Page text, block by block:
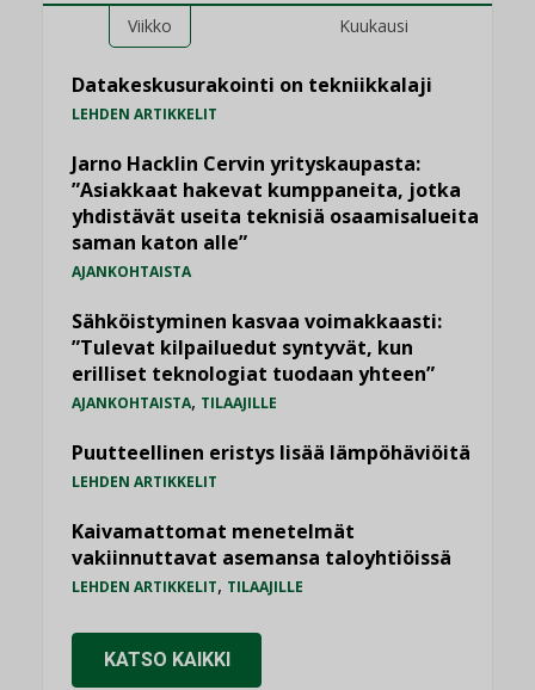
Viikko Kuukausi
Datakeskusurakointi on tekniikkalaji
LEHDEN ARTIKKELIT
Jarno Hacklin Cervin yrityskaupasta:
”Asiakkaat hakevat kumppaneita, jotka
yhdistävät useita teknisiä osaamisalueita
saman katon alle”
AJANKOHTAISTA
Sähköistyminen kasvaa voimakkaasti:
”Tulevat kilpailuedut syntyvät, kun
erilliset teknologiat tuodaan yhteen”
AJANKOHTAISTA, TILAAJILLE
Puutteellinen eristys lisää lämpöhäviöitä
LEHDEN ARTIKKELIT
Kaivamattomat menetelmät
vakiinnuttavat asemansa taloyhtiöissä
LEHDEN ARTIKKELIT, TILAAJILLE
KATSO KAIKKI